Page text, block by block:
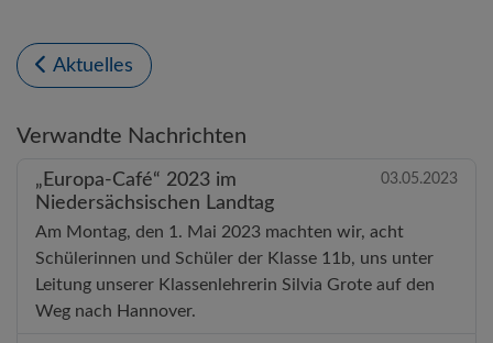
Aktuelles
Verwandte Nachrichten
„Europa-Café“ 2023 im
Niedersächsischen Landtag
03.05.2023
Am Montag, den 1. Mai 2023 machten wir, acht
Schülerinnen und Schüler der Klasse 11b, uns unter
Leitung unserer Klassenlehrerin Silvia Grote auf den
Weg nach Hannover.